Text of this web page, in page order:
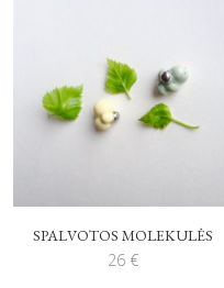
SPALVOTOS MOLEKULĖS
26 €